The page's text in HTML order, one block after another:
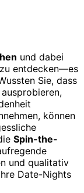
und dabei
zu entdecken—es
Sie, dass
können
Spin-the-
und qualitativ
Date-Nights